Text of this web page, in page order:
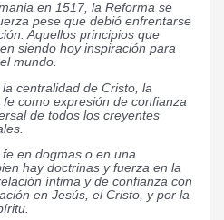
en 1517, la Reforma se
pese que debió enfrentarse
Aquellos principios que
siendo hoy inspiración para
mundo.
centralidad de Cristo, la
como expresión de confianza
de todos los creyentes
en dogmas o en una
hay doctrinas y fuerza en la
íntima y de confianza con
en Jesús, el Cristo, y por la